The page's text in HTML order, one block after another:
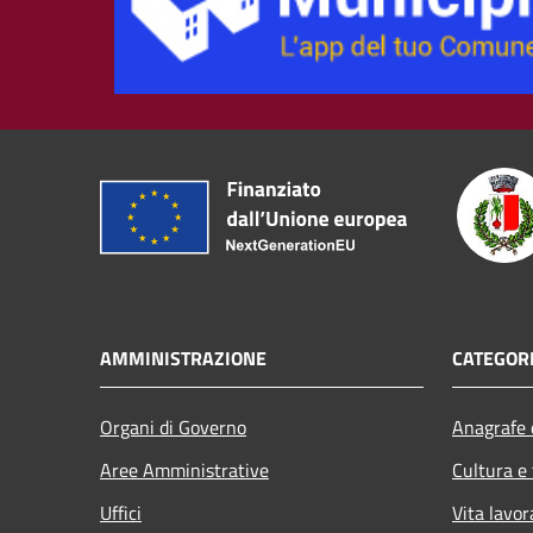
AMMINISTRAZIONE
Organi di Governo
Aree Amministrative
Uffici
Cultura
Vita